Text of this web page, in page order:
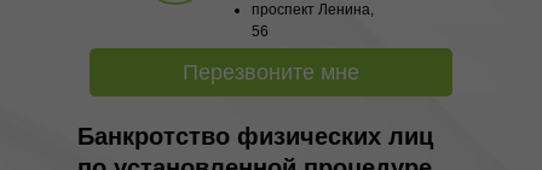
Банкротство физических лиц
Перезвоните мне
проспект Ленина,
56